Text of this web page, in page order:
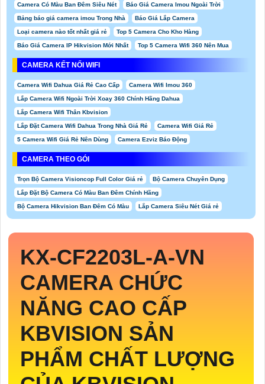
Camera Có Màu Ban Đêm Siêu Nét Báo Giá Camera Imou Ngoài Trời
Bảng báo giá camera imou Trong Nhà Báo Giá Lắp Camera
Loại camera nào tốt nhất giá rẻ Top 5 Camera Cho Kho Hàng
Báo Giá Camera IP Hikvision Mới Nhất Top 5 Camera Wifi 360 Nên Mua
CAMERA KẾT NỐI WIFI
Camera Wifi Dahua Giá Rẻ Cao Cấp Camera Wifi Imou 360
Lắp Camera Wifi Ngoài Trời Xoay 360 Chính Hãng Dahua
Lắp Camera Wifi Thân Kbvision
Lắp Đặt Camera Wifi Dahua Trong Nhà Giá Rẻ Camera Wifi Giá Rẻ
5 Camera Wifi Giá Rẻ Nên Dùng Camera Ezviz Báo Động
CAMERA THEO GÓI
Trọn Bộ Camera Visioncop Full Color Giá rẻ Bộ Camera Chuyên Dụng
Lắp Đặt Bộ Camera Có Màu Ban Đêm Chính Hãng
Bộ Camera Hikvision Ban Đêm Có Màu Lắp Camera Siêu Nét Giá rẻ
KX-CF2203L-A-VN
CAMERA CHỨC
NĂNG CAO CẤP
KBVISION SẢN
PHẨM CHẤT LƯỢNG